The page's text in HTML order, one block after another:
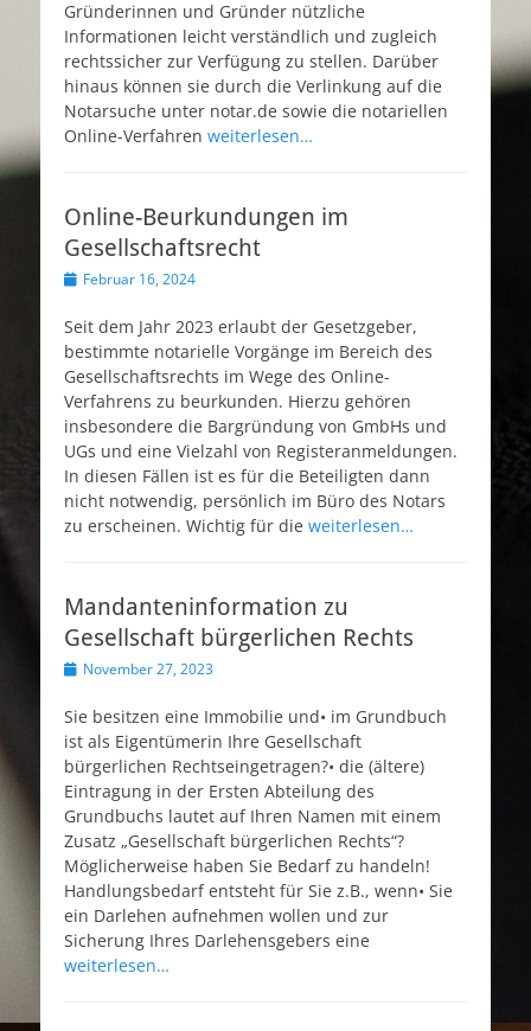
Gründerinnen und Gründer nützliche
Informationen leicht verständlich und zugleich
rechtssicher zur Verfügung zu stellen. Darüber
hinaus können sie durch die Verlinkung auf die
Notarsuche unter notar.de sowie die notariellen
Online-Verfahren weiterlesen…
Online-Beurkundungen im
Gesellschaftsrecht
Veröffentlicht
Februar 16, 2024
Seit dem Jahr 2023 erlaubt der Gesetzgeber,
bestimmte notarielle Vorgänge im Bereich des
Gesellschaftsrechts im Wege des Online-
Verfahrens zu beurkunden. Hierzu gehören
insbesondere die Bargründung von GmbHs und
UGs und eine Vielzahl von Registeranmeldungen.
In diesen Fällen ist es für die Beteiligten dann
nicht notwendig, persönlich im Büro des Notars
zu erscheinen. Wichtig für die weiterlesen…
Mandanteninformation zu
Gesellschaft bürgerlichen Rechts
Veröffentlicht
November 27, 2023
Sie besitzen eine Immobilie und• im Grundbuch
ist als Eigentümerin Ihre Gesellschaft
bürgerlichen Rechtseingetragen?• die (ältere)
Eintragung in der Ersten Abteilung des
Grundbuchs lautet auf Ihren Namen mit einem
Zusatz „Gesellschaft bürgerlichen Rechts“?
Möglicherweise haben Sie Bedarf zu handeln!
Handlungsbedarf entsteht für Sie z.B., wenn• Sie
ein Darlehen aufnehmen wollen und zur
Sicherung Ihres Darlehensgebers eine
weiterlesen…